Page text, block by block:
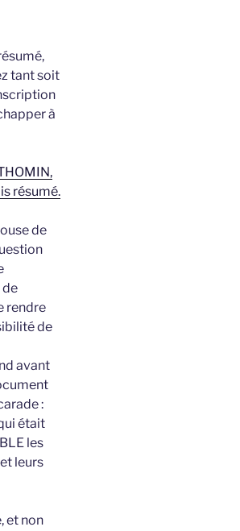
tant soit
à
résumé.
de
de
rendre
de
avant
:
était
les
leurs
et non